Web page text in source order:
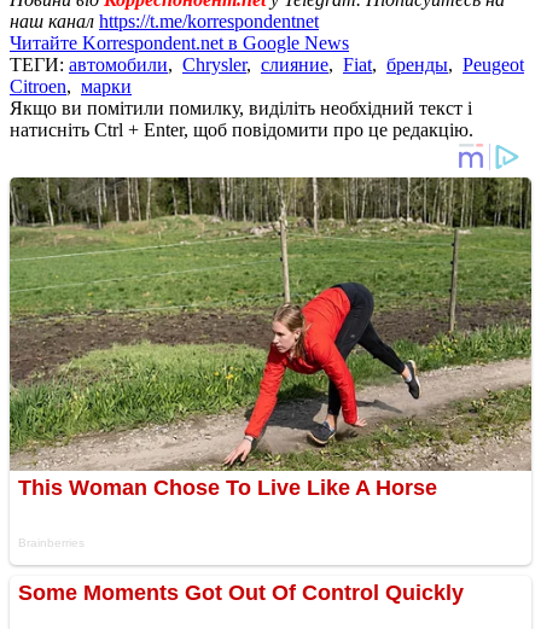
наш канал https://t.me/korrespondentnet
Читайте Korrespondent.net в Google News
ТЕГИ: автомобили, Chrysler, слияние, Fiat, бренды, Peugeot
Citroen, марки
Якщо ви помітили помилку, виділіть необхідний текст і
натисніть Ctrl + Enter, щоб повідомити про це редакцію.